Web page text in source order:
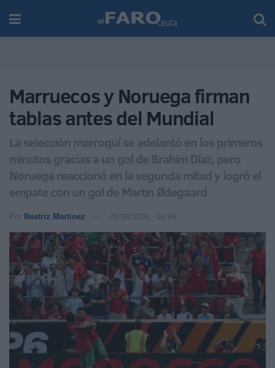
Marruecos y Noruega firman
tablas antes del Mundial
La selección marroquí se adelantó en los primeros
minutos gracias a un gol de Brahim Díaz, pero
Noruega reaccionó en la segunda mitad y logró el
empate con un gol de Martin Ødegaard
Por Beatriz Martínez 08/06/2026 - 09:49